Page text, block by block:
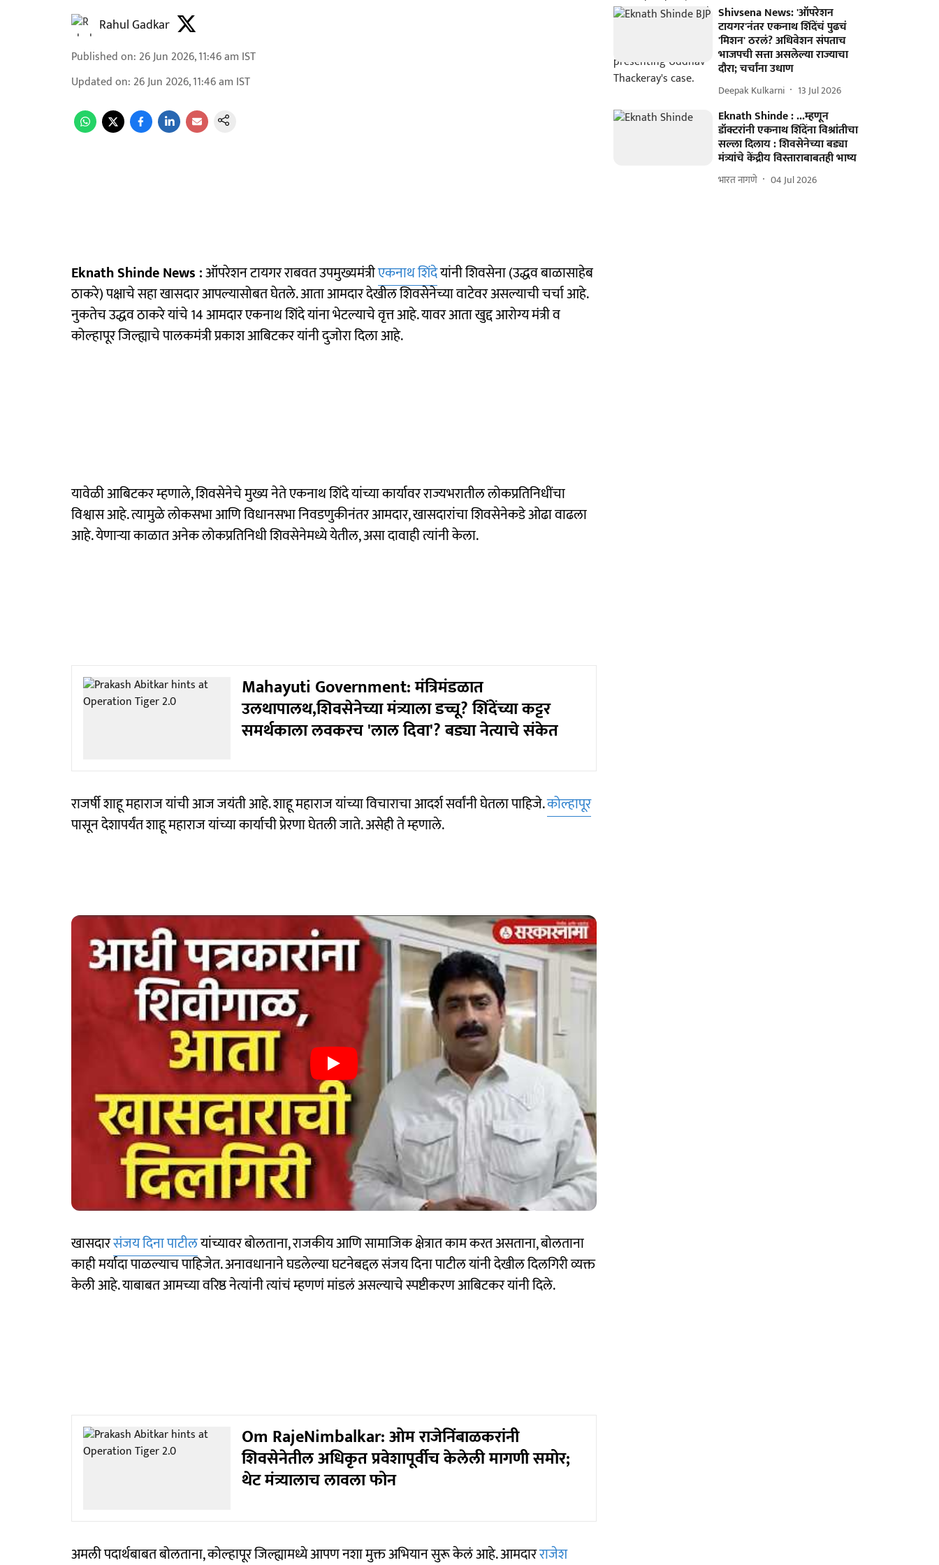
Rahul Gadkar
Published on: 26 Jun 2026, 11:46 am IST
Updated on: 26 Jun 2026, 11:46 am IST
Eknath Shinde News :ऑपरेशन टायगर राबवत उपमुख्यमंत्रीएकनाथ शिंदेयांनी शिवसेना (उद्धव बाळासाहेब
ठाकरे) पक्षाचे सहा खासदार आपल्यासोबत घेतले. आता आमदार देखील शिवसेनेच्या वाटेवर असल्याची चर्चा आहे.
नुकतेच उद्धव ठाकरे यांचे 14 आमदार एकनाथ शिंदे यांना भेटल्याचे वृत्त आहे. यावर आता खुद्द आरोग्य मंत्री व
कोल्हापूर जिल्ह्याचे पालकमंत्री प्रकाश आबिटकर यांनी दुजोरा दिला आहे.
यावेळी आबिटकर म्हणाले, शिवसेनेचे मुख्य नेते एकनाथ शिंदे यांच्या कार्यावर राज्यभरातील लोकप्रतिनिधींचा
विश्वास आहे. त्यामुळे लोकसभा आणि विधानसभा निवडणुकीनंतर आमदार, खासदारांचा शिवसेनेकडे ओढा वाढला
आहे. येणाऱ्या काळात अनेक लोकप्रतिनिधी शिवसेनेमध्ये येतील, असा दावाही त्यांनी केला.
Mahayuti Government: मंत्रिमंडळात
उलथापालथ,शिवसेनेच्या मंत्र्याला डच्चू? शिंदेंच्या कट्टर
समर्थकाला लवकरच 'लाल दिवा'? बड्या नेत्याचे संकेत
राजर्षी शाहू महाराज यांची आज जयंती आहे. शाहू महाराज यांच्या विचाराचा आदर्श सर्वांनी घेतला पाहिजे.कोल्हापूर
पासून देशापर्यंत शाहू महाराज यांच्या कार्याची प्रेरणा घेतली जाते. असेही ते म्हणाले.
खासदारसंजय दिना पाटीलयांच्यावर बोलताना, राजकीय आणि सामाजिक क्षेत्रात काम करत असताना, बोलताना
काही मर्यादा पाळल्याच पाहिजेत. अनावधानाने घडलेल्या घटनेबद्दल संजय दिना पाटील यांनी देखील दिलगिरी व्यक्त
केली आहे. याबाबत आमच्या वरिष्ठ नेत्यांनी त्यांचं म्हणणं मांडलं असल्याचे स्पष्टीकरण आबिटकर यांनी दिले.
Om RajeNimbalkar: ओम राजेनिंबाळकरांनी
शिवसेनेतील अधिकृत प्रवेशापूर्वीच केलेली मागणी समोर;
थेट मंत्र्यालाच लावला फोन
अमली पदार्थबाबत बोलताना, कोल्हापूर जिल्ह्यामध्ये आपण नशा मुक्त अभियान सुरू केलं आहे. आमदारराजेश
Shivsena News: 'ऑपरेशन
टायगर'नंतर एकनाथ शिंदेंचं पुढचं
'मिशन' ठरलं? अधिवेशन संपताच
भाजपची सत्ता असलेल्या राज्याचा
दौरा; चर्चांना उधाण
Deepak Kulkarni 13 Jul 2026
Eknath Shinde : ...म्हणून
डॉक्टरांनी एकनाथ शिंदेंना विश्रांतीचा
सल्ला दिलाय : शिवसेनेच्या बड्या
मंत्र्यांचे केंद्रीय विस्ताराबाबतही भाष्य
भारत नागणे 04 Jul 2026